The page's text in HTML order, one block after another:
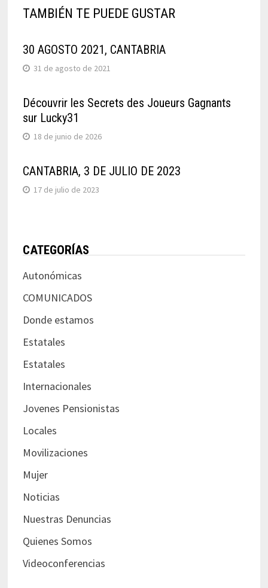
TAMBIÉN TE PUEDE GUSTAR
30 AGOSTO 2021, CANTABRIA
31 de agosto de 2021
Découvrir les Secrets des Joueurs Gagnants
sur Lucky31
18 de junio de 2026
CANTABRIA, 3 DE JULIO DE 2023
17 de julio de 2023
CATEGORÍAS
Autonómicas
COMUNICADOS
Donde estamos
Estatales
Estatales
Internacionales
Jovenes Pensionistas
Locales
Movilizaciones
Mujer
Noticias
Nuestras Denuncias
Quienes Somos
Videoconferencias